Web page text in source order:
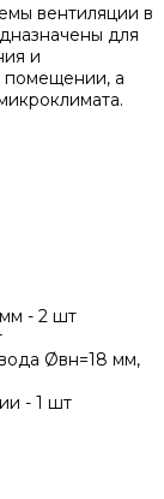
вентиляции в
для
и
помещении, а
мм - 2 шт
Øвн=18 мм,
- 1 шт